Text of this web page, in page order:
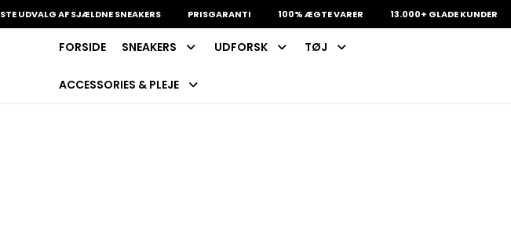
AF SJÆLDNE SNEAKERS PRISGARANTI 100% ÆGTE VARER 13.000+ GLADE KUNDER
FORSIDE SNEAKERS UDFORSK TØJ
ACCESSORIES & PLEJE
INDKØBSKURV
Din kurv er tom.